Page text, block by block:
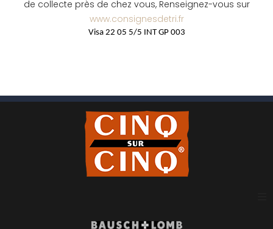
de collecte près de chez vous, Renseignez-vous sur
www.consignesdetri.fr
Visa 22 05 5/5 INT GP 003
Plan du site